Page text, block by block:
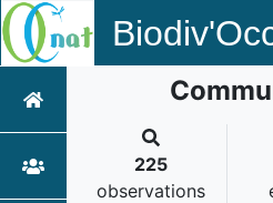
225
observations